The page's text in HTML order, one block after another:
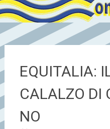
EQUITALIA:
CALALZO DI
NO